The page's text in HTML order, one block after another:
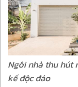
Ngôi nhà thu
kế độc đáo